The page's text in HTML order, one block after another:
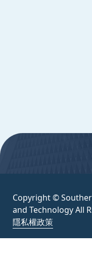
Copyright ©
and Technology All
隱私權政策